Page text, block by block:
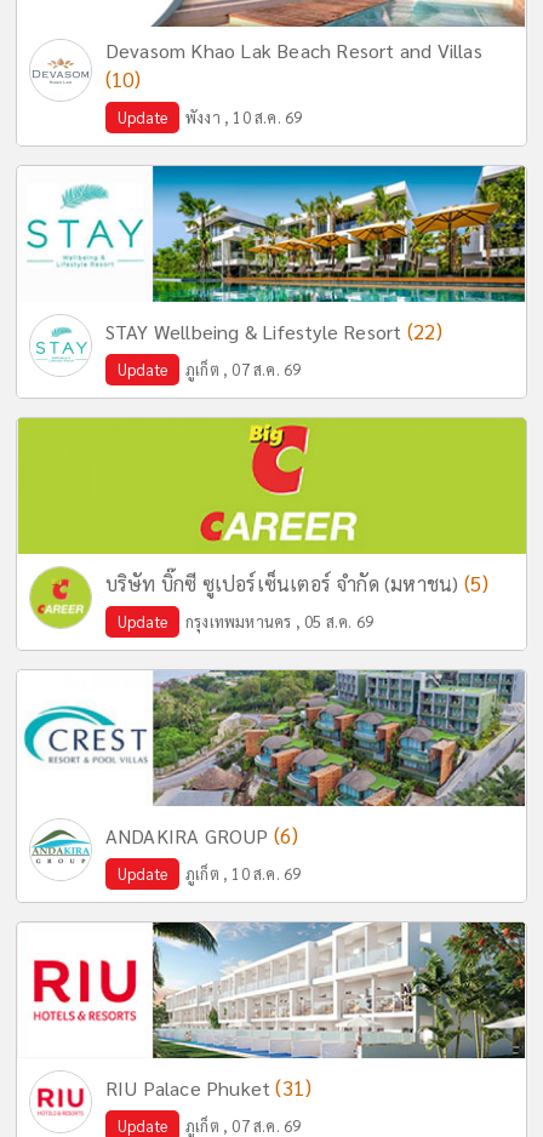
Devasom Khao Lak Beach Resort and Villas
(10)
Update พังงา , 10 ส.ค. 69
STAY Wellbeing & Lifestyle Resort (22)
Update ภูเก็ต , 07 ส.ค. 69
บริษัท บิ๊กซี ซูเปอร์เซ็นเตอร์ จำกัด (มหาชน) (5)
Update กรุงเทพมหานคร , 05 ส.ค. 69
ANDAKIRA GROUP (6)
Update ภูเก็ต , 10 ส.ค. 69
RIU Palace Phuket(31)
Update ภูเก็ต , 07 ส.ค. 69